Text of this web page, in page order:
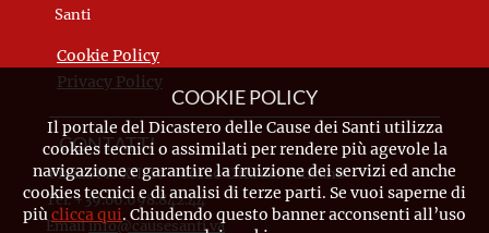
Santi
Cookie Policy
Privacy Policy
CONTATTI
Piazza Pio XII, 10 - 00120 Città del Vaticano
Tel. +39.06.698.842.44
Emailinfo@causesanti.va
COOKIE POLICY
Il portale del Dicastero delle Cause dei Santi utilizza
cookies tecnici o assimilati per rendere più agevole la
navigazione e garantire la fruizione dei servizi ed anche
cookies tecnici e di analisi di terze parti. Se vuoi saperne di
piùclicca qui. Chiudendo questo banner acconsenti all’uso